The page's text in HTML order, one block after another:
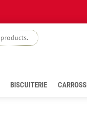
BISCUITERIE